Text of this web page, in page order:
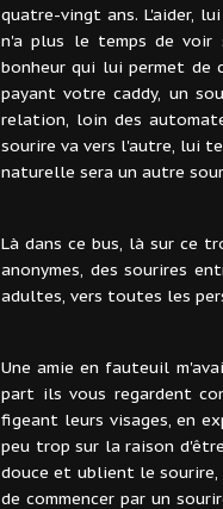
quatre-vingt ans. L'aider,
n'a plus le temps de voir
bonheur qui lui permet de
payant votre caddy, un
relation, loin des
sourire va vers l'autre, lui
naturelle sera un autre
Là dans ce bus, là sur ce
anonymes, des sourires
adultes, vers toutes les
Une amie en fauteuil
part ils vous regardent
figeant leurs visages, en
peu trop sur la raison
douce et ublient le sourire,
de commencer par un